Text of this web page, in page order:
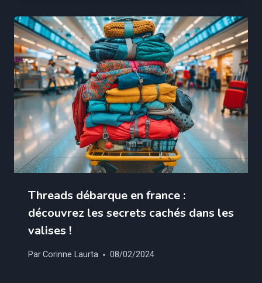
Threads débarque en france :
découvrez les secrets cachés dans les
valises !
ParCorinne Laurta 08/02/2024